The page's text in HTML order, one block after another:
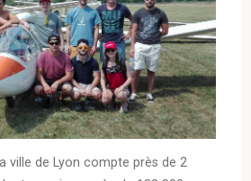
ville de Lyon compte près de 2